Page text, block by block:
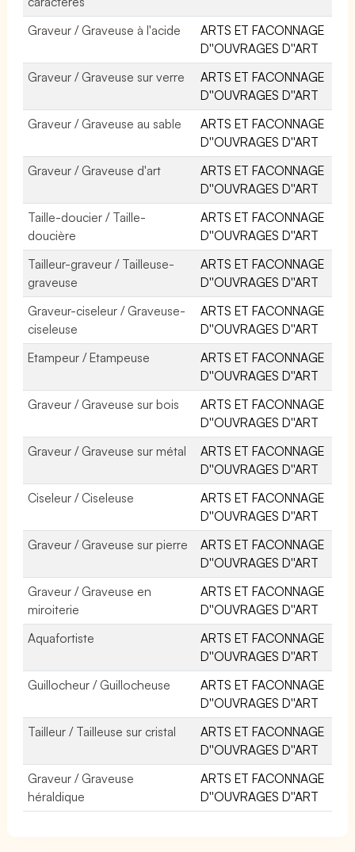
Graveur / Graveuse à l'acide
ARTS ET FACONNAGE
D''OUVRAGES D''ART
Graveur / Graveuse sur verre
ARTS ET FACONNAGE
D''OUVRAGES D''ART
Graveur / Graveuse au sable
ARTS ET FACONNAGE
D''OUVRAGES D''ART
Graveur / Graveuse d'art
ARTS ET FACONNAGE
D''OUVRAGES D''ART
Taille-doucier / Taille-
doucière
ARTS ET FACONNAGE
D''OUVRAGES D''ART
Tailleur-graveur / Tailleuse-
graveuse
ARTS ET FACONNAGE
D''OUVRAGES D''ART
Graveur-ciseleur / Graveuse-
ciseleuse
ARTS ET FACONNAGE
D''OUVRAGES D''ART
Etampeur / Etampeuse
ARTS ET FACONNAGE
D''OUVRAGES D''ART
Graveur / Graveuse sur bois
ARTS ET FACONNAGE
D''OUVRAGES D''ART
Graveur / Graveuse sur métal
ARTS ET FACONNAGE
D''OUVRAGES D''ART
Ciseleur / Ciseleuse
ARTS ET FACONNAGE
D''OUVRAGES D''ART
Graveur / Graveuse sur pierre
ARTS ET FACONNAGE
D''OUVRAGES D''ART
Graveur / Graveuse en
miroiterie
ARTS ET FACONNAGE
D''OUVRAGES D''ART
Aquafortiste
ARTS ET FACONNAGE
D''OUVRAGES D''ART
Guillocheur / Guillocheuse
ARTS ET FACONNAGE
D''OUVRAGES D''ART
Tailleur / Tailleuse sur cristal
ARTS ET FACONNAGE
D''OUVRAGES D''ART
Graveur / Graveuse
héraldique
ARTS ET FACONNAGE
D''OUVRAGES D''ART